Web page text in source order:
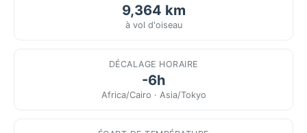
9,364 km
à vol d'oiseau
DÉCALAGE HORAIRE
-6h
Africa/Cairo · Asia/Tokyo